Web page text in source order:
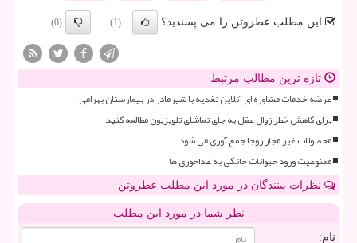
این مطلب عطروتن را می پسندید؟ (1)
(0)
تازه ترین مطالب مرتبط
عرضه خدمات مشاوره ای آنلاین تغذیه با شیرمادر در بیمارستان بهرامی
برای کاهش خطر زوال عقل به جای تماشای تلویزیون مطالعه کنید
محصولات غیر مجاز روجا جمع آوری می شود
ممنوعیت ورود حیوانات خانگی به غذاخوری ها
نظرات بینندگان در مورد این مطلب عطروتن
نظر شما در مورد این مطلب
نام: